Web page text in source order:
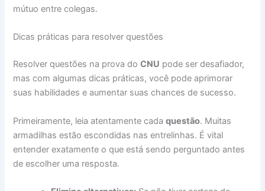
mútuo entre colegas.
Dicas práticas para resolver questões
Resolver questões na prova doCNU pode ser desafiador,
mas com algumas dicas práticas, você pode aprimorar
suas habilidades e aumentar suas chances de sucesso.
Primeiramente, leia atentamente cadaquestão. Muitas
armadilhas estão escondidas nas entrelinhas. É vital
entender exatamente o que está sendo perguntado antes
de escolher uma resposta.